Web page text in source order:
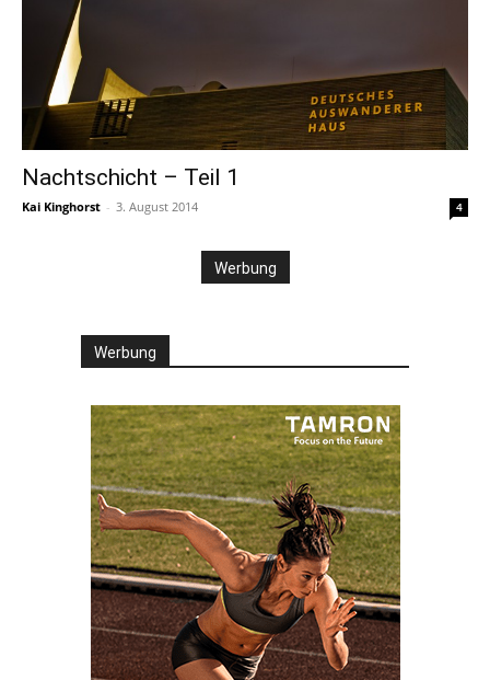
Nachtschicht – Teil 1
Kai Kinghorst - 3. August 2014 4
Werbung
Werbung